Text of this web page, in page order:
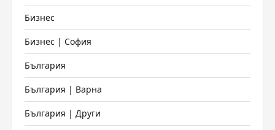
Бизнес
Бизнес | София
България
България | Варна
България | Други